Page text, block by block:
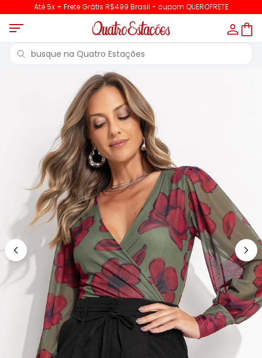
Até 5x + Frete Grátis R$499 Brasil - cupom QUEROFRETE